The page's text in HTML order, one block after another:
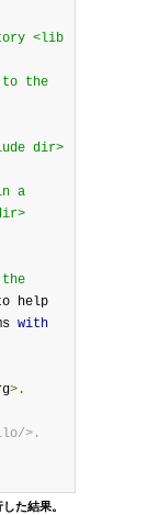
dir>
help
with
>.
>.
た結果。